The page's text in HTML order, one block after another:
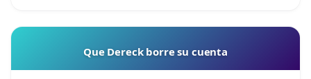
Que Dereck borre su cuenta